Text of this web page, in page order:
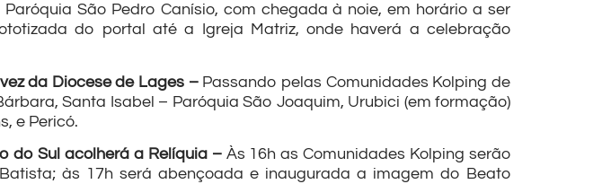
São Pedro Canísio, com chegada à noie, em horário a ser
do portal até a Igreja Matriz, onde haverá a celebração
da Diocese de Lages – Passando pelas Comunidades Kolping de
Santa Isabel – Paróquia São Joaquim, Urubici (em formação)
e Pericó.
do Sul acolherá a Relíquia – Às 16h as Comunidades Kolping serão
às 17h será abençoada e inaugurada a imagem do Beato